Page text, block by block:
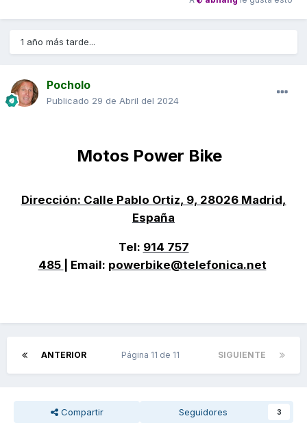
1 año más tarde...
Pocholo
Publicado 29 de Abril del 2024
Motos Power Bike
Dirección: Calle Pablo Ortiz, 9, 28026 Madrid,
España
Tel: 914 757
485
| Email: powerbike@telefonica.net
ANTERIOR SIGUIENTE
Página 11 de 11
Compartir Seguidores 3